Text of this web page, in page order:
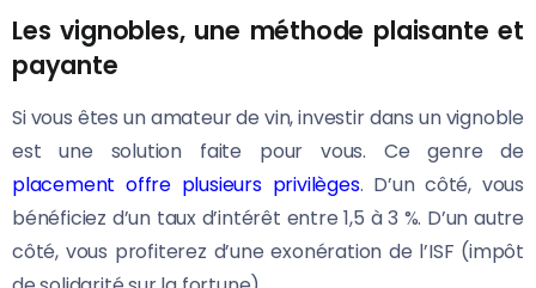
Les vignobles, une méthode plaisante et
payante
Si vous êtes un amateur de vin, investir dans un vignoble
est une solution faite pour vous. Ce genre de
placement offre plusieurs privilèges. D’un côté, vous
bénéficiez d’un taux d’intérêt entre 1,5 à 3 %. D’un autre
côté, vous profiterez d’une exonération de l’ISF (impôt